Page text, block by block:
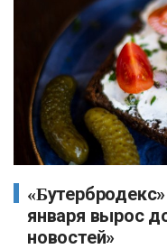
«Бутербродекс» за вторую половину
января вырос
новостей»